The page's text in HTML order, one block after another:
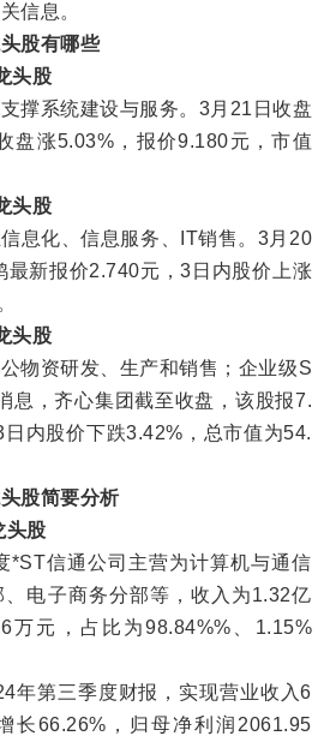
信息。
股有哪些
头股
系统建设与服务。3月21日收盘
盘涨5.03%，报价9.180元，市值
头股
化、信息服务、IT销售。3月20
最新报价2.740元，3日内股价上涨
头股
资研发、生产和销售；企业级S
息，齐心集团截至收盘，该股报7.
内股价下跌3.42%，总市值为54.
股简要分析
头股
信通公司主营为计算机与通信
电子商务分部等，收入为1.32亿
万元，占比为98.84%%、1.15%
第三季度财报，实现营业收入6
长66.26%，归母净利润2061.95